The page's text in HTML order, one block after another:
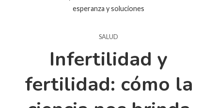
esperanza y soluciones
SALUD
Infertilidad y
fertilidad: cómo la